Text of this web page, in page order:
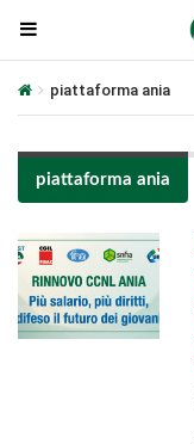
piattaforma ania
piattaforma ania